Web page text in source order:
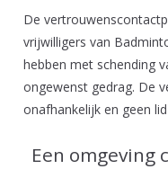
De
vrijwilligers van
hebben met schending
ongewenst gedrag. De
onafhankelijk en geen
Een omgeving